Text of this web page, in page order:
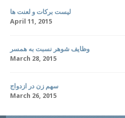
لیست برکات و لعنت ها
April 11, 2015
وظایف شوهر نسبت به همسر
March 28, 2015
سهم زن در ازدواج
March 26, 2015